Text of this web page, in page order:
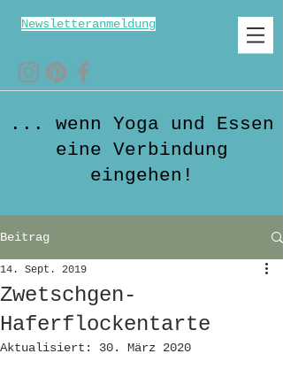
Newsletteranmeldung
... wenn Yoga und Essen
eine Verbindung
eingehen!
Beitrag
Zwetschgen-
Haferflockentarte
14. Sept. 2019
Aktualisiert: 30. März 2020